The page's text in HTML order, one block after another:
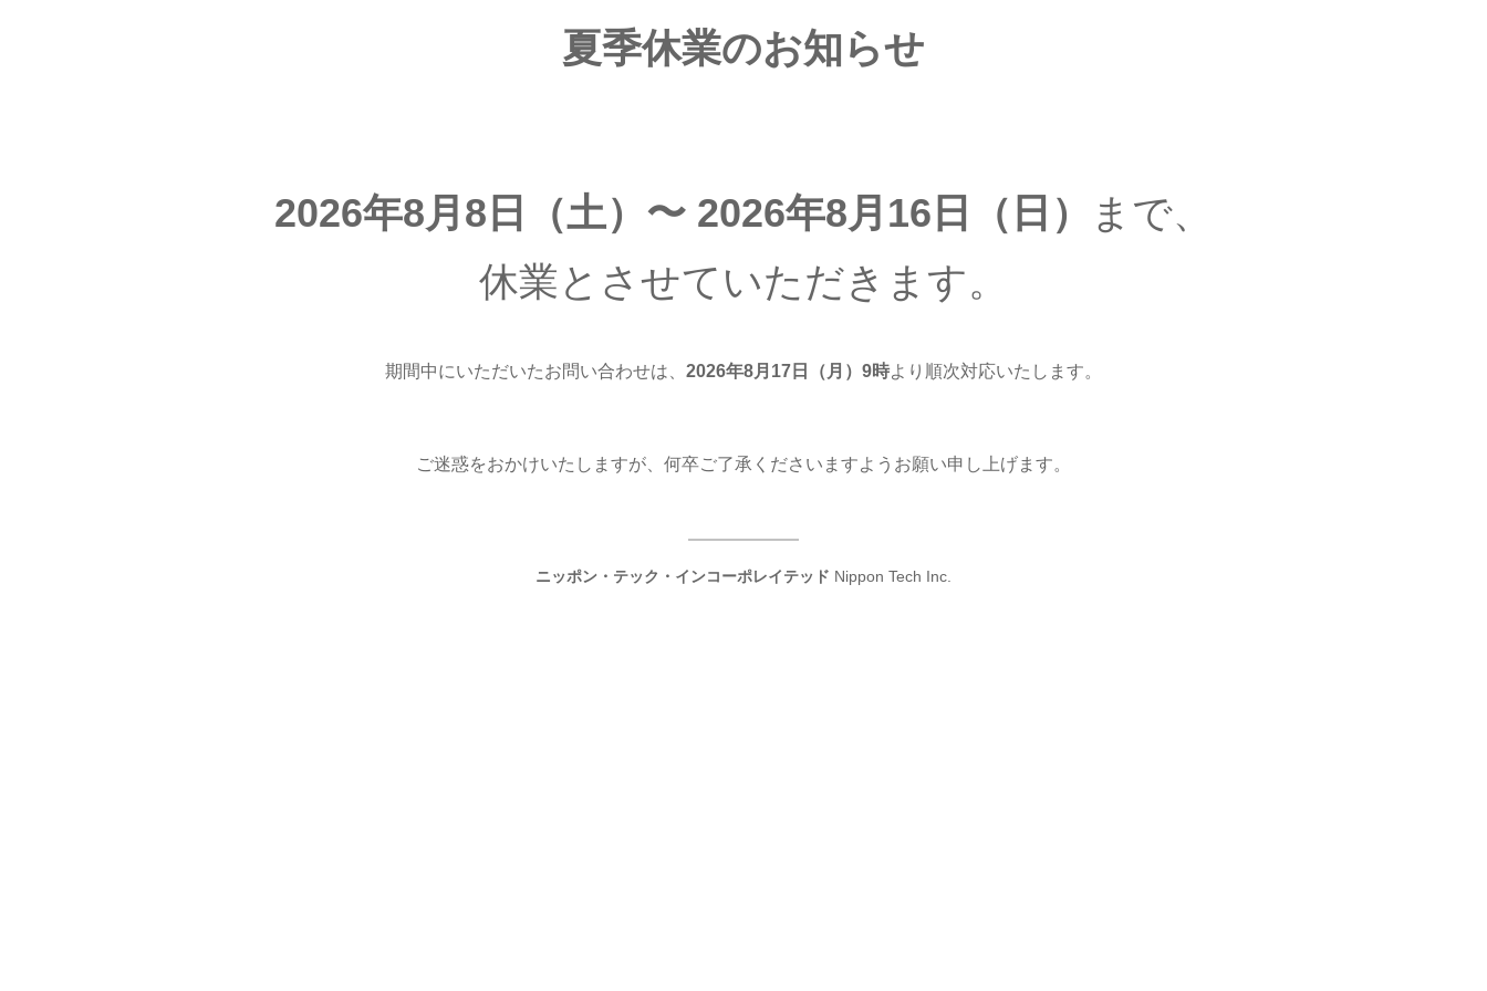
夏季休業のお知らせ
2026年8月8日（土）〜 2026年8月16日（日）
まで、
休業とさせていただきます。
期間中にいただいたお問い合わせは、 2026年8月17日（月 ）9時より順次対応いたします。
ご迷惑をおかけいたしますが、何卒ご了承くださいますようお願い申し上げます。
ニッポン・テック・インコーポレイテッド Nippon Tech Inc.